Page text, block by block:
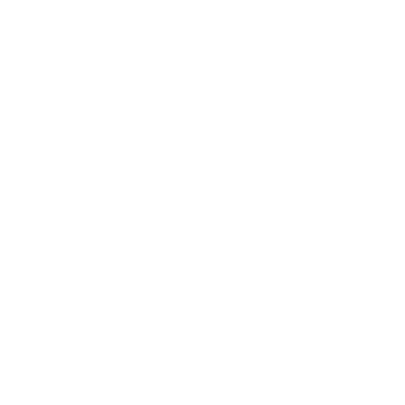
vagy a konyha stílusához való illesztéshez.